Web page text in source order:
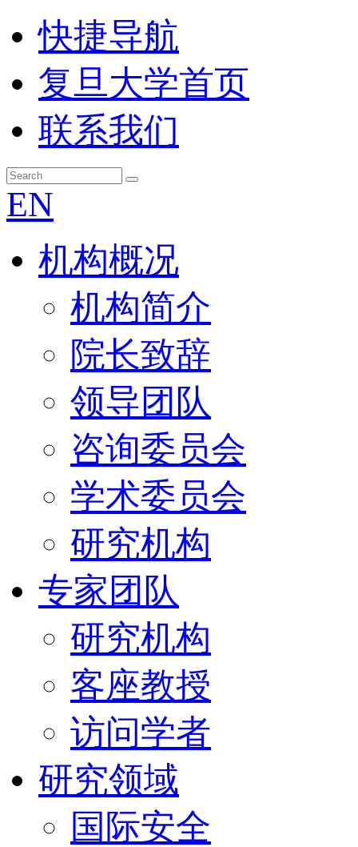
快捷导航
复旦大学首页
联系我们
EN
机构概况
机构简介
院长致辞
领导团队
咨询委员会
学术委员会
研究机构
专家团队
研究机构
客座教授
访问学者
研究领域
国际安全